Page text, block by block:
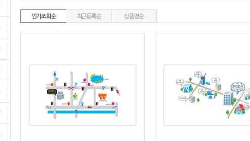
인기조회순 최근등록순 상품명순